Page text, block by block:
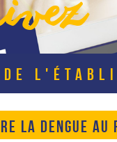
LA DENGUE AU